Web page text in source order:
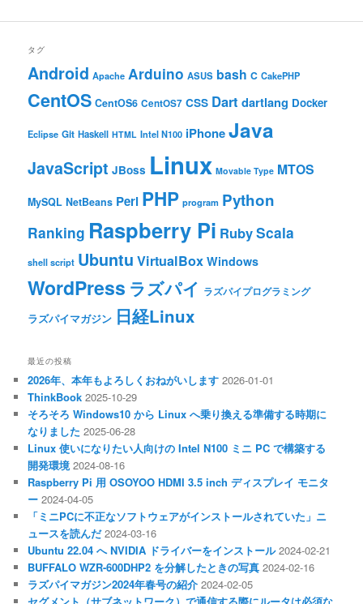
タグ
Android Apache Arduino ASUS bash C CakePHP
CentOS CentOS6 CentOS7 CSS Dart dartlang Docker
Eclipse Git Haskell HTML Intel N100 iPhoneJava
JavaScript JBoss Linux Movable Type MTOS
MySQL NetBeans Perl PHP program Python
Ranking Raspberry Pi RubyScala
shell script Ubuntu VirtualBox Windows
WordPress ラズパイ ラズパイプログラミング
ラズパイマガジン 日経Linux
最近の投稿
2026年、本年もよろしくおねがいします 2026-01-01
ThinkBook 2025-10-29
そろそろ Windows10 から Linux へ乗り換える準備する時期に
なりました 2025-06-28
Linux 使いになりたい人向けの Intel N100 ミニ PC で構築する
開発環境 2024-08-16
Raspberry Pi 用 OSOYOO HDMI 3.5 inch ディスプレイ モニタ
ー 2024-04-05
「ミニPCに不正なソフトウェアがインストールされていた」ニ
ュースを読んだ 2024-03-16
Ubuntu 22.04 へ NVIDIA ドライバーをインストール 2024-02-21
BUFFALO WZR-600DHP2 を分解したときの写真 2024-02-16
ラズパイマガジン2024年春号の紹介 2024-02-05